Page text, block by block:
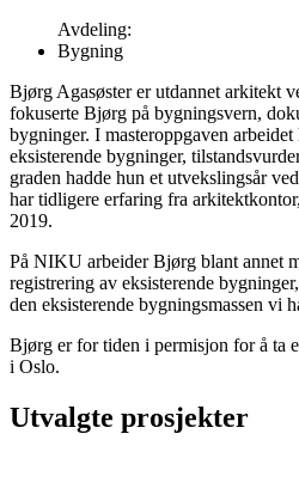
Avdeling:
Bygning
Bjørg Agasøster er utdannet arkitekt
fokuserte Bjørg på bygningsvern,
bygninger. I masteroppgaven
eksisterende bygninger,
graden hadde hun et utvekslingsår
har tidligere erfaring fra
2019.
På NIKU arbeider Bjørg blant annet
registrering av eksisterende
den eksisterende bygningsmassen vi
Bjørg er for tiden i permisjon for å ta
i Oslo.
Utvalgte prosjekter